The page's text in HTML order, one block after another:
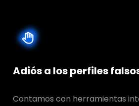
Adiós a los perfiles
Contamos con herramientas